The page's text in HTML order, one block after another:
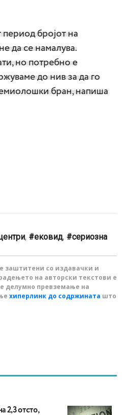
бројот на
да се намалува.
но потребно е
до нив за да го
бран, напиша
, ековид,
сериозна
заштитени со издавачки и
на авторски текстови е
делумно превземање на
хиперлинк до содржината што
2,3 отсто,